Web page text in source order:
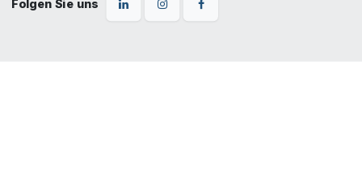
Folgen Sie uns